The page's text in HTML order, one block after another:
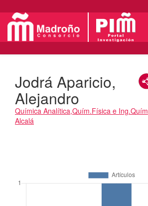
Jodrá Aparicio,
Alejandro
Química Analítica,Quím.Física e Ing.Quím
Alcalá